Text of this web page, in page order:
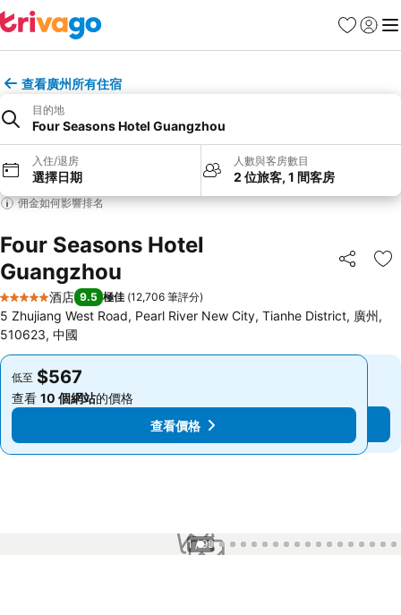
收藏夾
登入 選
查看廣州所有住宿
目的地
Four Seasons Hotel Guangzhou
入住/退房
選擇日期
人數與客房數目
2 位旅客, 1 間客房
佣金如何影響排名
Four Seasons Hotel
Guangzhou
分享 放
5 星級
酒店 9.5 極佳 (12,706 筆評分)
5 Zhujiang West Road, Pearl River New City, Tianhe District, 廣州,
510623, 中國
低至 $567
查看 10 個網站的價格
查看價格
低至 $567
查看 10 個網站的價格
查看價格
1 / 99